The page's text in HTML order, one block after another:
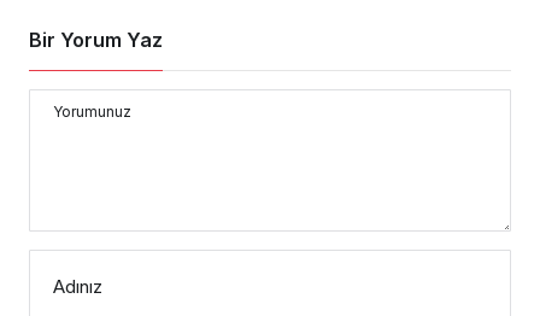
Bir Yorum Yaz
Yorumunuz
Adınız